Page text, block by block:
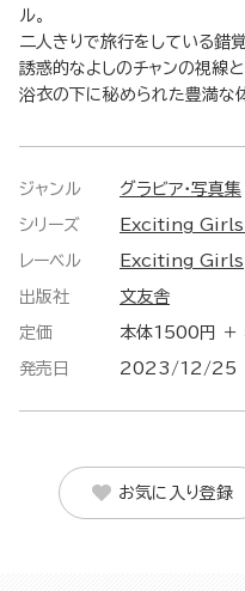
ル。
二人きりで旅行をしている錯覚
誘惑的なよしのチャンの視線
浴衣の下に秘められた豊満な
ジャンル グラビア・写真集
シリーズ Exciting Girls
レーベル Exciting Girls
出版社 文友舎
定価 本体1500円 ＋
発売日 2023/12/25
お気に入り登録